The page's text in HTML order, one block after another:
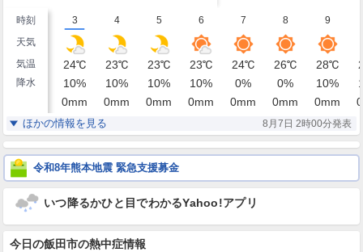
時刻 3 4 5 6 7 8
9
天気
気温
24℃ 23℃ 23℃ 23℃ 24℃ 26℃ 28℃
降水 10% 10% 10% 10% 0% 0% 10%
0mm 0mm 0mm 0mm 0mm 0mm 0mm 0
湿度 75 % 69% 62%
風
静穏
0m/s
北北東
1m/s
北北西
1m/s
西北西
1m/s
南
1m/s
南南東
1m/s
南南西
2m/s
ほかの情報を見る 8月7日 2時00分発表
令和8年熊本地震 緊急支援募金
いつ降るかひと目でわかるYahoo!アプリ
今日の飯田市の熱中症情報